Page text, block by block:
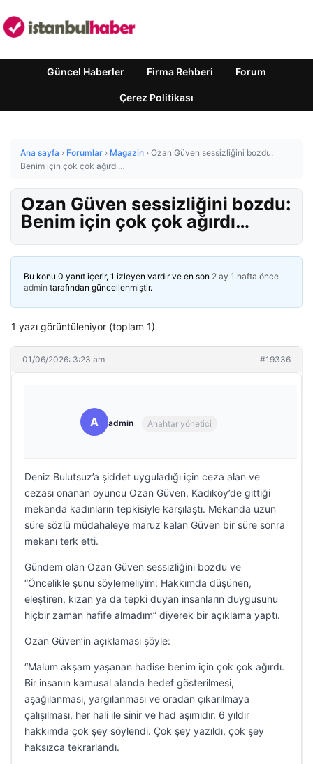
Güncel Haberler Firma Rehberi Forum
Çerez Politikası
Ana sayfa › Forumlar › Magazin › Ozan Güven sessizliğini bozdu:
Benim için çok çok ağırdı…
Ozan Güven sessizliğini bozdu:
Benim için çok çok ağırdı…
Bu konu 0 yanıt içerir, 1 izleyen vardır ve en son 2 ay 1 hafta önce
admin tarafından güncellenmiştir.
1 yazı görüntüleniyor (toplam 1)
01/06/2026: 3:23 am #19336
A admin Anahtar yönetici
Deniz Bulutsuz’a şiddet uyguladığı için ceza alan ve
cezası onanan oyuncu Ozan Güven, Kadıköy’de gittiği
mekanda kadınların tepkisiyle karşılaştı. Mekanda uzun
süre sözlü müdahaleye maruz kalan Güven bir süre sonra
mekanı terk etti.
Gündem olan Ozan Güven sessizliğini bozdu ve
“Öncelikle şunu söylemeliyim: Hakkımda düşünen,
eleştiren, kızan ya da tepki duyan insanların duygusunu
hiçbir zaman hafife almadım” diyerek bir açıklama yaptı.
Ozan Güven’in açıklaması şöyle:
“Malum akşam yaşanan hadise benim için çok çok ağırdı.
Bir insanın kamusal alanda hedef gösterilmesi,
aşağılanması, yargılanması ve oradan çıkarılmaya
çalışılması, her hali ile sinir ve had aşımıdır. 6 yıldır
hakkımda çok şey söylendi. Çok şey yazıldı, çok şey
haksızca tekrarlandı.